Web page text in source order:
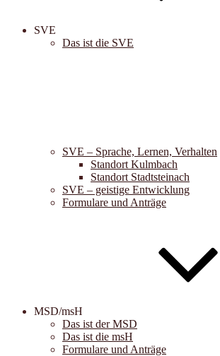
SVE
Das ist die SVE
SVE – Sprache, Lernen, Verhalten
Standort Kulmbach
Standort Stadtsteinach
SVE – geistige Entwicklung
Formulare und Anträge
MSD/msH
Das ist der MSD
Das ist die msH
Formulare und Anträge